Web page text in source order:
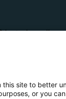
lasta
site to better
or you